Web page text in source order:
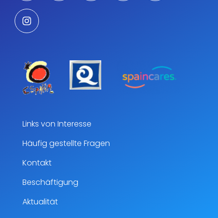
Links von Interesse
Häufig gestellte Fragen
Kontakt
Beschäftigung
Aktualität